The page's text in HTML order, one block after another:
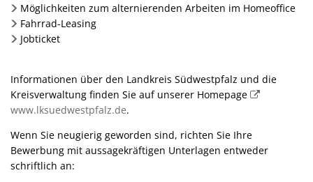
Möglichkeiten zum alternierenden Arbeiten im Homeoffice
Fahrrad-Leasing
Jobticket
Informationen über den Landkreis Südwestpfalz und die
Kreisverwaltung finden Sie auf unserer Homepage
www.lksuedwestpfalz.de.
Wenn Sie neugierig geworden sind, richten Sie Ihre
Bewerbung mit aussagekräftigen Unterlagen entweder
schriftlich an: